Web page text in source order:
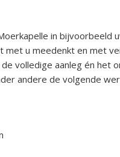
in bijvoorbeeld
met u meedenkt en met
volledige aanleg én het
andere de volgende